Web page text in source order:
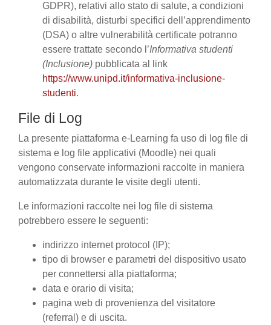
GDPR), relativi allo stato di salute, a condizioni
di disabilità, disturbi specifici dell’apprendimento
(DSA) o altre vulnerabilità certificate potranno
essere trattate secondo l’Informativa studenti
(Inclusione) pubblicata al link
https://www.unipd.it/informativa-inclusione-
studenti.
File di Log
La presente piattaforma e-Learning fa uso di log file di
sistema e log file applicativi (Moodle) nei quali
vengono conservate informazioni raccolte in maniera
automatizzata durante le visite degli utenti.
Le informazioni raccolte nei log file di sistema
potrebbero essere le seguenti:
indirizzo internet protocol (IP);
tipo di browser e parametri del dispositivo usato
per connettersi alla piattaforma;
data e orario di visita;
pagina web di provenienza del visitatore
(referral) e di uscita.